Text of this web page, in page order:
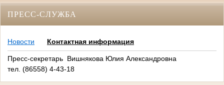
ПРЕСС-СЛУЖБА
Новости Контактная информация
Пресс-секретарь Вишнякова Юлия Александровна
тел. (86558) 4-43-18